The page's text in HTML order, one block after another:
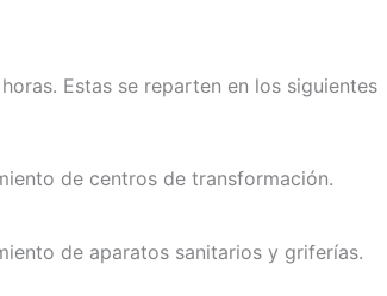
Estas se reparten en los siguientes
de centros de transformación.
de aparatos sanitarios y griferías.